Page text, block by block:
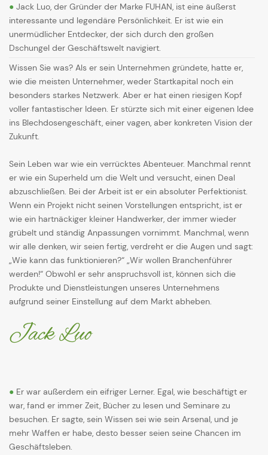
● Jack Luo, der Gründer der Marke FUHAN, ist eine äußerst
interessante und legendäre Persönlichkeit. Er ist wie ein
unermüdlicher Entdecker, der sich durch den großen
Dschungel der Geschäftswelt navigiert.
Wissen Sie was? Als er sein Unternehmen gründete, hatte er,
wie die meisten Unternehmer, weder Startkapital noch ein
besonders starkes Netzwerk. Aber er hat einen riesigen Kopf
voller fantastischer Ideen. Er stürzte sich mit einer eigenen Idee
ins Blechdosengeschäft, einer vagen, aber konkreten Vision der
Zukunft.
Sein Leben war wie ein verrücktes Abenteuer. Manchmal rennt
er wie ein Superheld um die Welt und versucht, einen Deal
abzuschließen. Bei der Arbeit ist er ein absoluter Perfektionist.
Wenn ein Projekt nicht seinen Vorstellungen entspricht, ist er
wie ein hartnäckiger kleiner Handwerker, der immer wieder
grübelt und ständig Anpassungen vornimmt. Manchmal, wenn
wir alle denken, wir seien fertig, verdreht er die Augen und sagt:
„Wie kann das funktionieren?“ „Wir wollen Branchenführer
werden!“ Obwohl er sehr anspruchsvoll ist, können sich die
Produkte und Dienstleistungen unseres Unternehmens
aufgrund seiner Einstellung auf dem Markt abheben.
Jack Luo
● Er war außerdem ein eifriger Lerner. Egal, wie beschäftigt er
war, fand er immer Zeit, Bücher zu lesen und Seminare zu
besuchen. Er sagte, sein Wissen sei wie sein Arsenal, und je
mehr Waffen er habe, desto besser seien seine Chancen im
Geschäftsleben.